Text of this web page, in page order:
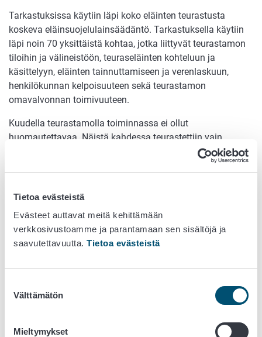
Tietoa evästeistä
Evästeet auttavat meitä kehittämään
verkkosivustoamme ja parantamaan sen sisältöjä ja
saavutettavuutta. Tietoa evästeistä
valinta
Välttämätön
Mieltymykset
Tarkastuksissa käytiin läpi koko eläinten teurastusta
koskeva eläinsuojelulainsäädäntö. Tarkastuksella käytiin
läpi noin 70 yksittäistä kohtaa, jotka liittyvät teurastamon
tiloihin ja välineistöön, teuraseläinten kohteluun ja
käsittelyyn, eläinten tainnuttamiseen ja verenlaskuun,
henkilökunnan kelpoisuuteen sekä teurastamon
omavalvonnan toimivuuteen.
Kuudella teurastamolla toiminnassa ei ollut
huomautettavaa. Näistä kahdessa teurastettiin vain
siipikarjaa, muissa yhtä tai useampaa niin sanottua
punaisen lihan (sika, nauta, lammas, vuohi, hevonen)
Kymmenessä teurastamossa toiminta ei ollut kaikilta osin
lainsäädännön edellyttämällä tasolla. Näistä kolme oli
siipikarjateurastamoa ja seitsemässä teurastettiin nautaa
ja/tai sikaa, muutamassa myös lampaita, vuohia ja
kaipasivat monessa paikassa täydennystä ja tarkennuksia,